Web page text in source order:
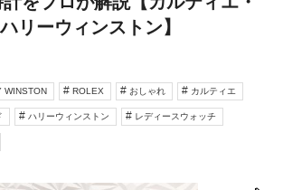
リーウィンストン】
WINSTON ROLEX おしゃれ カルティエ
ハリーウィンストン レディースウォッチ